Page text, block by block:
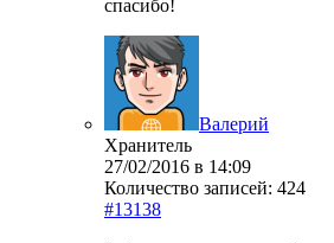
спасибо!
Валерий
Хранитель
27/02/2016 в 14:09
Количество записей: 424
#13138